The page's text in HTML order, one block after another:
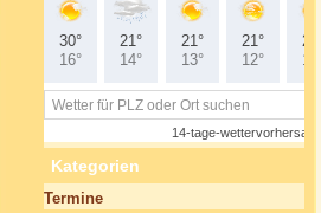
Kategorien
Termine